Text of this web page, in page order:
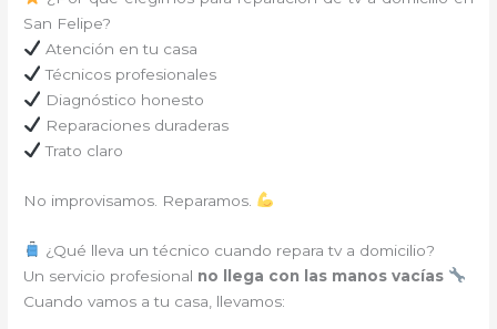
San Felipe?
Atención en tu casa
Técnicos profesionales
Diagnóstico honesto
Reparaciones duraderas
Trato claro
No improvisamos. Reparamos.
¿Qué lleva un técnico cuando repara tv a domicilio?
Un servicio profesional no llega con las manos vacías
Cuando vamos a tu casa, llevamos: